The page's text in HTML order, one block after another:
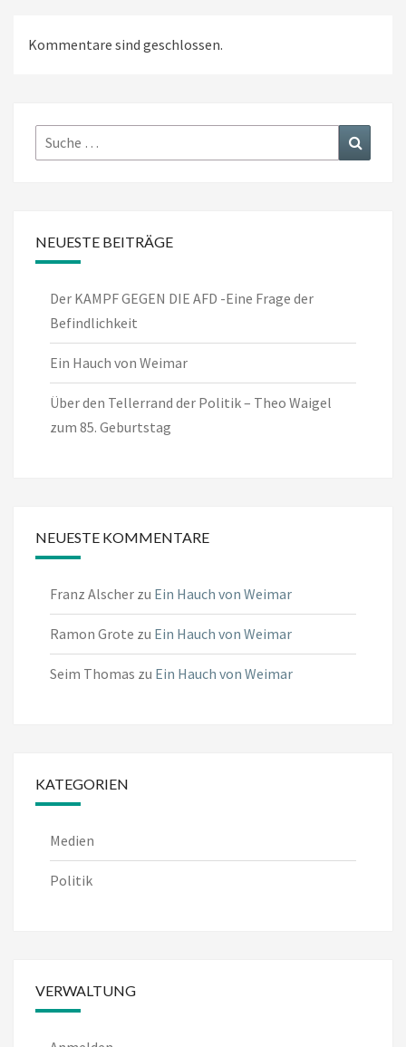
Kommentare sind geschlossen.
Suche
nach:
NEUESTE BEITRÄGE
Der KAMPF GEGEN DIE AFD -Eine Frage der
Befindlichkeit
Ein Hauch von Weimar
Über den Tellerrand der Politik – Theo Waigel
zum 85. Geburtstag
NEUESTE KOMMENTARE
Franz Alscher zu Ein Hauch von Weimar
Ramon Grote zu Ein Hauch von Weimar
Seim Thomas zu Ein Hauch von Weimar
KATEGORIEN
Medien
Politik
VERWALTUNG